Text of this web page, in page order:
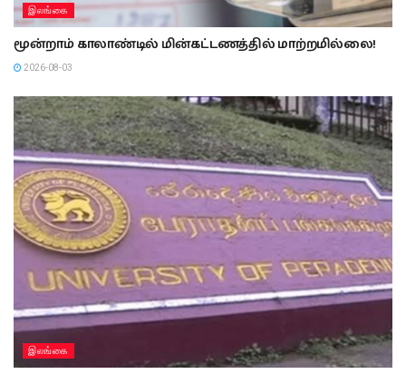
இலங்கை
மூன்றாம் காலாண்டில் மின்கட்டணத்தில் மாற்றமில்லை!
2026-08-03
இலங்கை